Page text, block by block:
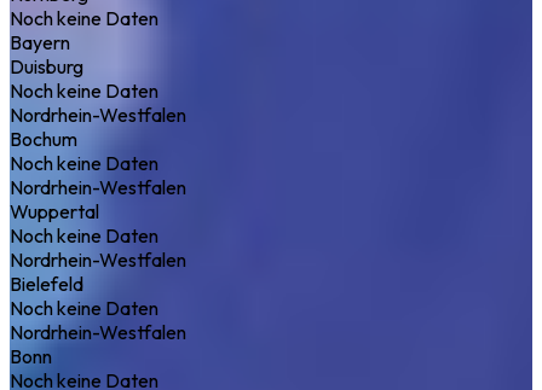
Noch keine Daten
Bayern
Duisburg
Noch keine Daten
Nordrhein-Westfalen
Bochum
Noch keine Daten
Nordrhein-Westfalen
Wuppertal
Noch keine Daten
Nordrhein-Westfalen
Bielefeld
Noch keine Daten
Nordrhein-Westfalen
Bonn
Noch keine Daten